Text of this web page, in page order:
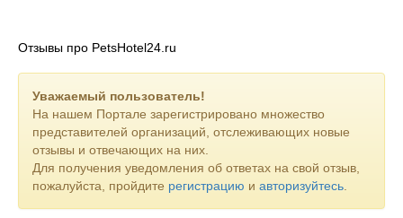
Отзывы про PetsHotel24.ru
Уважаемый пользователь!
На нашем Портале зарегистрировано множество
представителей организаций, отслеживающих новые
отзывы и отвечающих на них.
Для получения уведомления об ответах на свой отзыв,
пожалуйста, пройдите регистрацию и авторизуйтесь